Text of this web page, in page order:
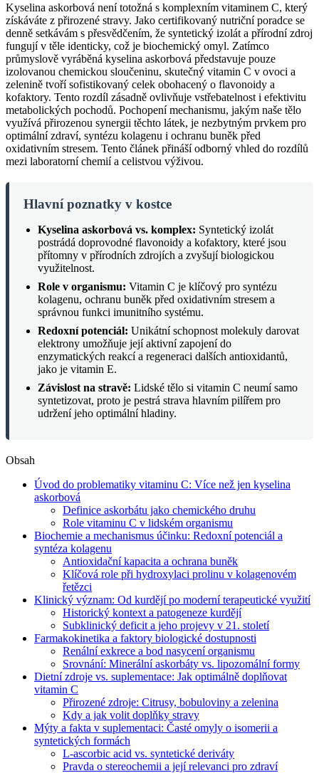
Kyselina askorbová není totožná s komplexním vitaminem C, který
získáváte z přirozené stravy. Jako certifikovaný nutriční poradce se
denně setkávám s přesvědčením, že syntetický izolát a přírodní zdroj
fungují v těle identicky, což je biochemický omyl. Zatímco
průmyslově vyráběná kyselina askorbová představuje pouze
izolovanou chemickou sloučeninu, skutečný vitamin C v ovoci a
zelenině tvoří sofistikovaný celek obohacený o flavonoidy a
kofaktory. Tento rozdíl zásadně ovlivňuje vstřebatelnost i efektivitu
metabolických pochodů. Pochopení mechanismu, jakým naše tělo
využívá přirozenou synergii těchto látek, je nezbytným prvkem pro
optimální zdraví, syntézu kolagenu i ochranu buněk před
oxidativním stresem. Tento článek přináší odborný vhled do rozdílů
mezi laboratorní chemií a celistvou výživou.
Hlavní poznatky v kostce
Kyselina askorbová vs. komplex: Syntetický izolát
postrádá doprovodné flavonoidy a kofaktory, které jsou
přítomny v přírodních zdrojích a zvyšují biologickou
využitelnost.
Role v organismu: Vitamin C je klíčový pro syntézu
kolagenu, ochranu buněk před oxidativním stresem a
správnou funkci imunitního systému.
Redoxní potenciál: Unikátní schopnost molekuly darovat
elektrony umožňuje její aktivní zapojení do
enzymatických reakcí a regeneraci dalších antioxidantů,
jako je vitamin E.
Závislost na stravě: Lidské tělo si vitamin C neumí samo
syntetizovat, proto je pestrá strava hlavním pilířem pro
udržení jeho optimální hladiny.
Obsah
Úvod do problematiky vitaminu C: Více než jen kyselina
askorbová
Definice askorbátu jako chemického druhu
Role vitaminu C v lidském organismu
Biochemie a mechanismus účinku: Redoxní potenciál a
syntéza kolagenu
Antioxidační kapacita a ochrana buněk
Klíčová role při hydroxylaci prolinu v kolagenovém
řetězci
Klinický význam: Od kurdějí po moderní terapeutické využití
Historický kontext a patogeneze kurdějí
Subklinický deficit a jeho projevy v 21. století
Farmakokinetika a faktory biologické dostupnosti
Renální exkrece a bod nasycení organismu
Srovnání: Minerální askorbáty vs. lipozomální formy
Dietní zdroje vs. suplementace: Jak optimálně doplňovat
vitamin C
Přirozené zdroje: Citrusy, bobuloviny a zelenina
Kdy a jak volit doplňky stravy
Mýty a fakta v suplementaci: Časté omyly o isomerii a
syntetických formách
L-ascorbic acid vs. syntetické deriváty
Pravda o stereochemii a její relevanci pro zdraví